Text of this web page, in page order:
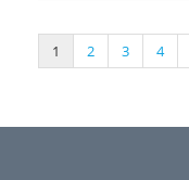
1 2 3 4